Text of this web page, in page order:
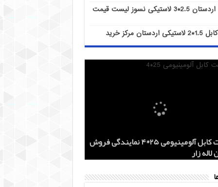
کابل اردستان 2.5*3 لاستیکی نسوز لیست قیمت
کابل 1.5*2 لاستیکی اردستان مرکز خرید
قیمت کابل آلومینیومی 25*4 نمایندگی فروش
لاله زار
هادی آلومینیومی هوایی 50*1 AAC و AAAC
ماهان کابل
هادی هوایی آلومینیومی AAC و ACSR
به عراق + ماهان کابل امیر
کابل اردستان 2.5*3 لاستیکی نسوز لیست
روز